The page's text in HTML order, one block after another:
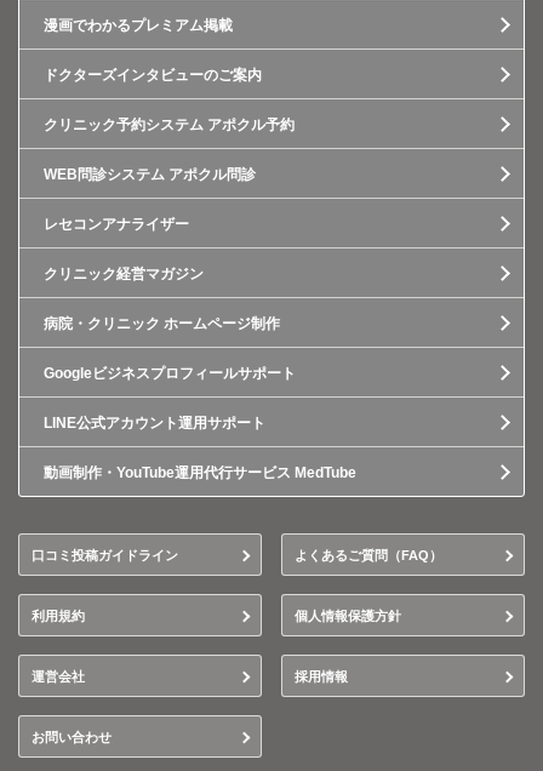
漫画でわかるプレミアム掲載
ドクターズインタビューのご案内
クリニック予約システム アポクル予約
WEB問診システム アポクル問診
レセコンアナライザー
クリニック経営マガジン
病院・クリニック ホームページ制作
Googleビジネスプロフィールサポート
LINE公式アカウント運用サポート
動画制作・YouTube運用代行サービス MedTube
口コミ投稿ガイドライン よくあるご質問（FAQ）
利用規約 個人情報保護方針
運営会社 採用情報
お問い合わせ